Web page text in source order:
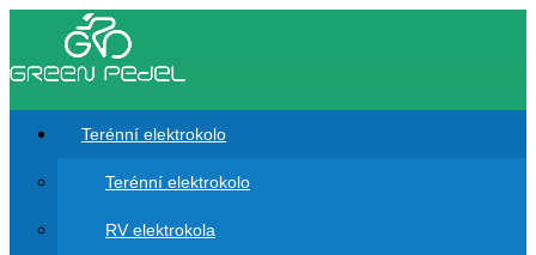
Terénní elektrokolo
Terénní elektrokolo
RV elektrokola